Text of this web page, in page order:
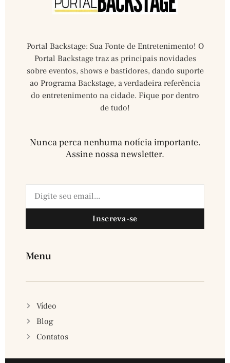
Portal Backstage: Sua Fonte de Entretenimento! O
Portal Backstage traz as principais novidades
sobre eventos, shows e bastidores, dando suporte
ao Programa Backstage, a verdadeira referência
do entretenimento na cidade. Fique por dentro
de tudo!
Nunca perca nenhuma notícia importante.
Assine nossa newsletter.​
Inscreva-se
Menu
Vídeo
Blog
Contatos